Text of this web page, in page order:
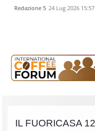
Redazione 5 24 Lug 2026 15:57